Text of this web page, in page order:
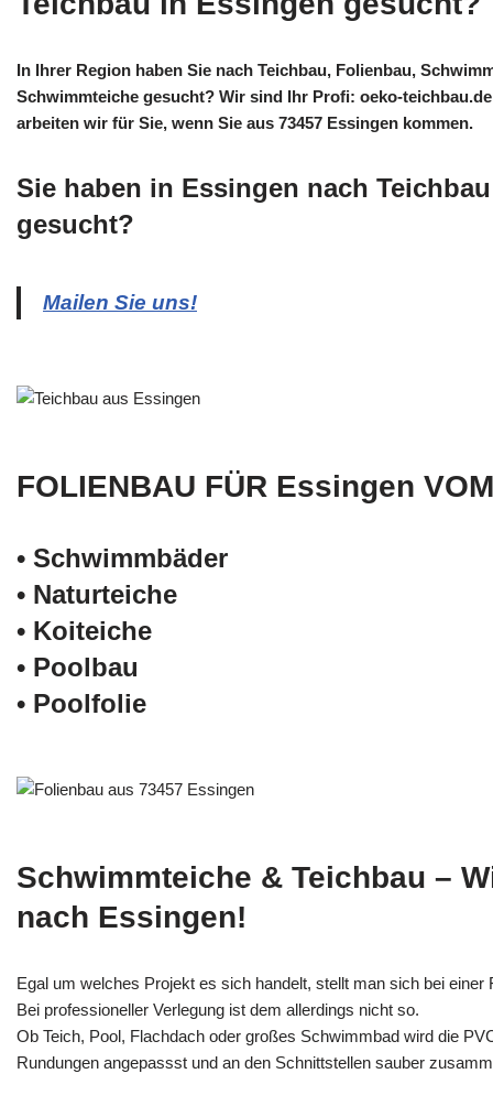
In Ihrer Region haben Sie nach Teichbau, Folienbau,
Schwimmteiche gesucht? Wir sind Ihr Profi: oeko-
arbeiten wir für Sie, wenn Sie aus 73457 Essingen kommen.
Sie haben in Essingen nach
gesucht?
Mailen Sie uns!
FOLIENBAU FÜR Essingen
• Schwimm­bäder
• Naturteiche
• Koiteiche
• Poolbau
• Poolfolie
Schwimmteiche & Teichbau –
nach Essingen!
Egal um welches Projekt es sich handelt, stellt man sich bei einer
Bei professioneller Verlegung ist dem allerdings nicht so.
Ob Teich, Pool, Flachdach oder großes Schwimmbad wird die
Rundungen angepassst und an den Schnittstellen sauber